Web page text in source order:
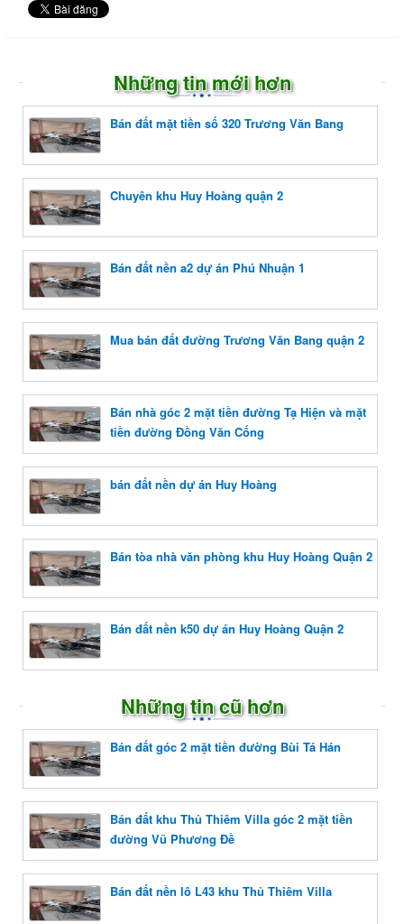
Những tin mới hơn
Bán đất mặt tiền số 320 Trương Văn Bang
Chuyên khu Huy Hoàng quận 2
Bán đất nền a2 dự án Phú Nhuận 1
Mua bán đất đường Trương Văn Bang quận 2
Bán nhà góc 2 mặt tiền đường Tạ Hiện và mặt
tiền đường Đồng Văn Cống
bán đất nền dự án Huy Hoàng
Bán tòa nhà văn phòng khu Huy Hoàng Quận 2
Bán đất nền k50 dự án Huy Hoàng Quận 2
Những tin cũ hơn
Bán đất góc 2 mặt tiền đường Bùi Tá Hán
Bán đất khu Thủ Thiêm Villa góc 2 mặt tiền
đường Vũ Phương Đề
Bán đất nền lô L43 khu Thủ Thiêm Villa